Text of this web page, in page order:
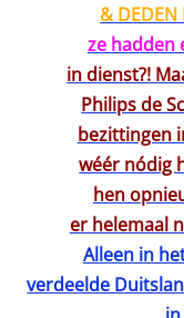
& DEDEN
ze hadden
in dienst?!
Philips de
bezittingen
wéér nódig
hen
er helemaal
Alleen in
verdeelde